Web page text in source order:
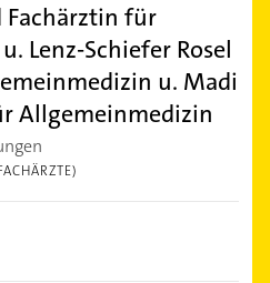
Fachärztin für
Lenz-Schiefer Rosel
u. Madi
Allgemeinmedizin